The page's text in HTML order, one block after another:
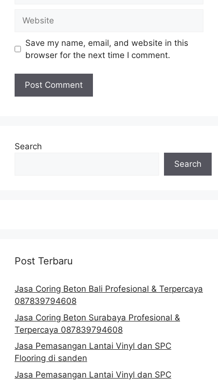
Save my name, email, and website in this
browser for the next time I comment.
Search
Search
Post Terbaru
Jasa Coring Beton Bali Profesional & Terpercaya
087839794608
Jasa Coring Beton Surabaya Profesional &
Terpercaya 087839794608
Jasa Pemasangan Lantai Vinyl dan SPC
Flooring di sanden
Jasa Pemasangan Lantai Vinyl dan SPC